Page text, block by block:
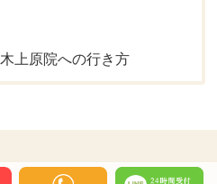
上原院への行き方